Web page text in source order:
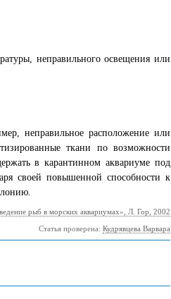
неправильного освещения или
неправильное расположение или
ткани по возможности
в карантинном аквариуме под
своей повышенной способности к
рыб в морских аквариумах», Л. Гор, 2002
Статья проверена: Кудрявцева Варвара